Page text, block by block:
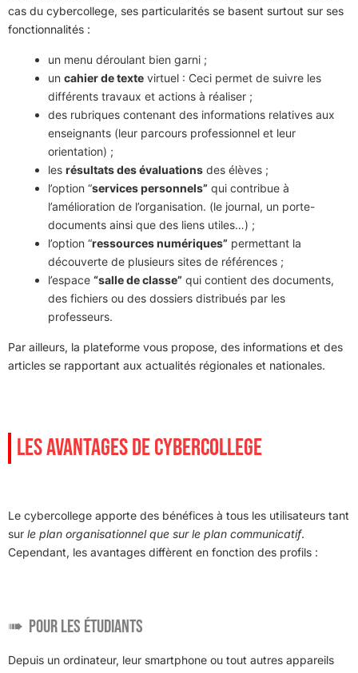
cas du cybercollege, ses particularités se basent surtout sur ses
fonctionnalités :
un menu déroulant bien garni ;
un cahier de texte virtuel : Ceci permet de suivre les
différents travaux et actions à réaliser ;
des rubriques contenant des informations relatives aux
enseignants (leur parcours professionnel et leur
orientation) ;
les résultats des évaluations des élèves ;
l’option “services personnels” qui contribue à
l’amélioration de l’organisation. (le journal, un porte-
documents ainsi que des liens utiles…) ;
l’option “ressources numériques” permettant la
découverte de plusieurs sites de références ;
l’espace “salle de classe” qui contient des documents,
des fichiers ou des dossiers distribués par les
professeurs.
Par ailleurs, la plateforme vous propose, des informations et des
articles se rapportant aux actualités régionales et nationales.
LES AVANTAGES DE CYBERCOLLEGE
Le cybercollege apporte des bénéfices à tous les utilisateurs tant
sur le plan organisationnel que sur le plan communicatif.
Cependant, les avantages diffèrent en fonction des profils :
Pour les étudiants
Depuis un ordinateur, leur smartphone ou tout autres appareils